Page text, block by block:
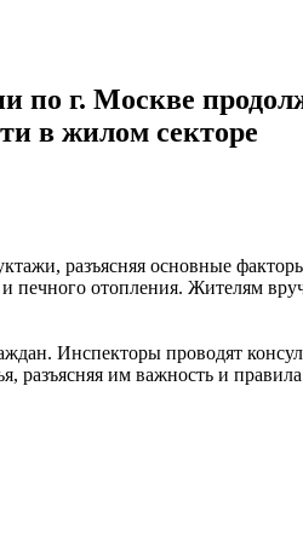
г. Москве
в жилом секторе
разъясняя основные
печного отопления. Жителям
Инспекторы проводят
им важность и